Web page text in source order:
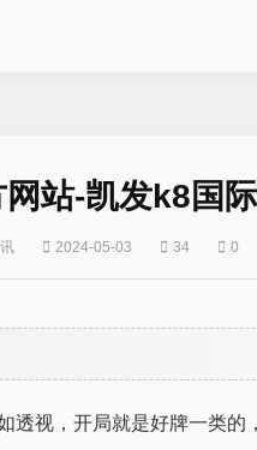
站-凯发k8国
2024-05-03 34 0
透视，开局就是好牌一类的